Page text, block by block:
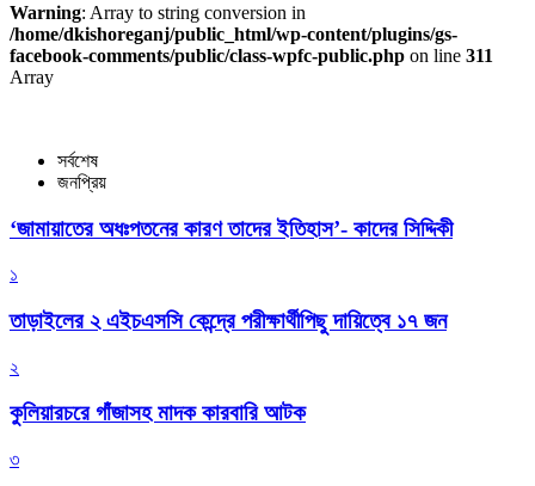
Warning: Array to string conversion in
/home/dkishoreganj/public_html/wp-content/plugins/gs-
facebook-comments/public/class-wpfc-public.php on line 311
Array
সর্বশেষ
জনপ্রিয়
‘জামায়াতের অধঃপতনের কারণ তাদের ইতিহাস’- কাদের সিদ্দিকী
১
তাড়াইলের ২ এইচএসসি কেন্দ্রে পরীক্ষার্থীপিছু দায়িত্বে ১৭ জন
২
কুলিয়ারচরে গাঁজাসহ মাদক কারবারি আটক
৩